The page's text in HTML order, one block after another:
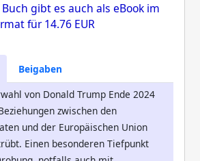
Buch gibt es auch als eBook im
für14.76 EUR
Beigaben
von Donald Trump Ende 2024
zwischen den
und der Europäischen Union
Einen besonderen Tiefpunkt